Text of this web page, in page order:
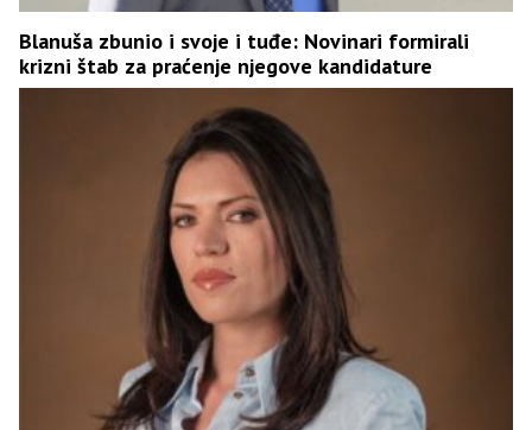
Blanuša zbunio i svoje i tuđe: Novinari formirali
krizni štab za praćenje njegove kandidature